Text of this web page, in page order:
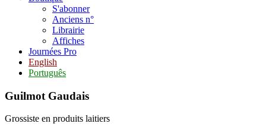
S'abonner
Anciens n°
Librairie
Affiches
Journées Pro
English
Português
Guilmot Gaudais
Grossiste en produits laitiers